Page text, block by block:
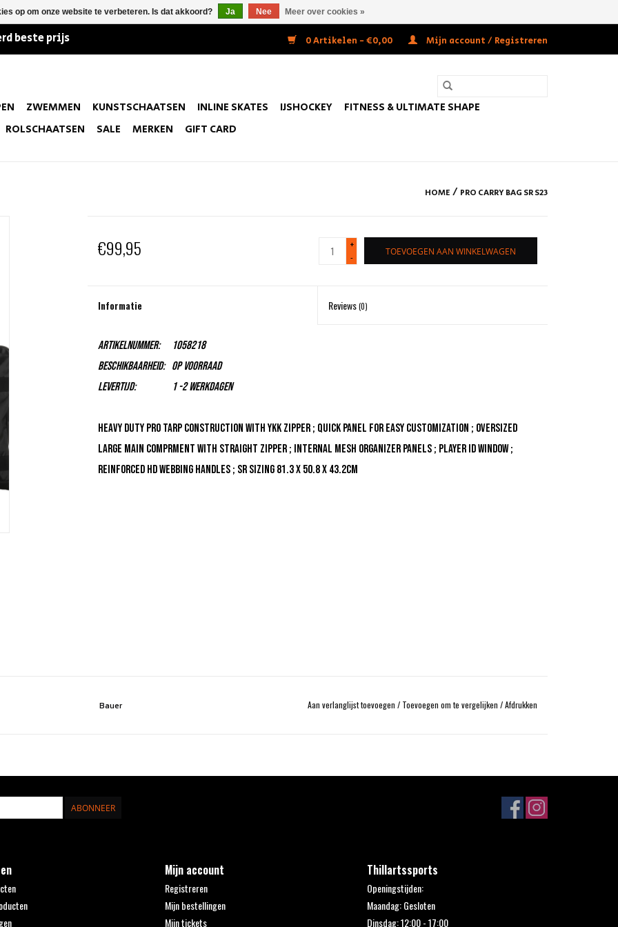
beste prijs 0 Artikelen - €0,00 Mijn account / Registreren
ZWEMMEN KUNSTSCHAATSEN INLINE SKATES IJSHOCKEY
FITNESS & ULTIMATE SHAPE
ROLSCHAATSEN
SALE MERKEN GIFT CARD
HOME / PRO CARRY BAG SR S23
€99,95
+
-
TOEVOEGEN AAN WINKELWAGEN
Informatie Reviews(0)
Artikelnummer:
1058218
Beschikbaarheid: Op voorraad
Levertijd:
1 -2 Werkdagen
Heavy Duty Pro Tarp Construction with YKK Zipper ; Quick Panel for easy customization ; Oversized
large main comprment with straight zipper ; Internal Mesh organizer panels ; Player ID Window ;
Reinforced HD webbing handles ; Sr sizing 81.3 x 50.8 x 43.2cm
Bauer Aan verlanglijst toevoegen / Toevoegen om te vergelijken /Afdrukken
ABONNEER
Mijn account
Registreren
Mijn bestellingen
Mijn tickets
Thillartssports
Openingstijden:
Maandag: Gesloten
Dinsdag: 12:00 - 17:00
op om onze website te verbeteren. Is dat akkoord? Ja Nee Meer over cookies »